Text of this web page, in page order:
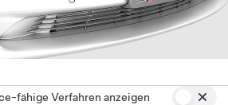
fähige Verfahren anzeigen